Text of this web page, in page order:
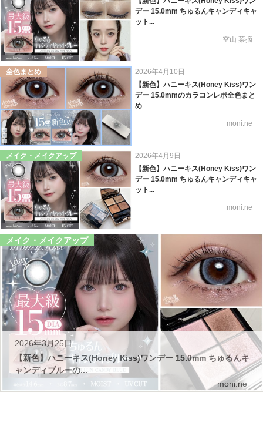
デー 15.0mm ちゅるんキャンディキャ
ット...
空山 菜摘
全色まとめ
2026年4月10日
【新色】ハニーキス(Honey Kiss)ワン
デー 15.0mmのカラコンレポ全色まと
め
moni.ne
メイク・メイクアップ
2026年4月9日
【新色】ハニーキス(Honey Kiss)ワン
デー 15.0mm ちゅるんキャンディキャ
ット...
moni.ne
メイク・メイクアップ
2026年3月25日
【新色】ハニーキス(Honey Kiss)ワンデー 15.0mm ちゅるんキ
ャンディブルーの...
moni.ne